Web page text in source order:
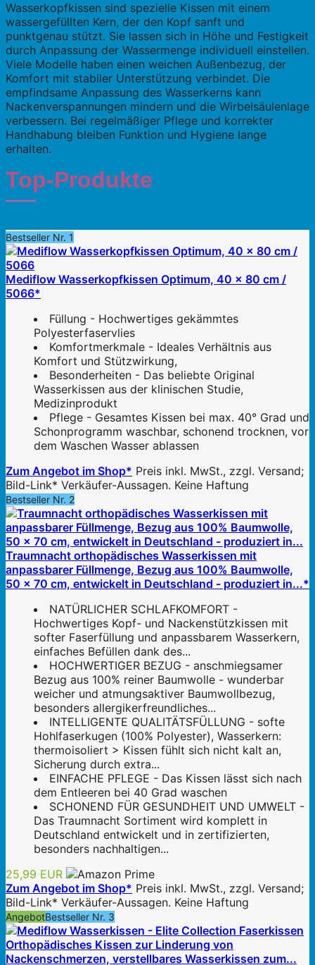
Wasserkopfkissen sind spezielle Kissen mit einem
wassergefüllten Kern, der den Kopf sanft und
punktgenau stützt. Sie lassen sich in Höhe und Festigkeit
durch Anpassung der Wassermenge individuell einstellen.
Viele Modelle haben einen weichen Außenbezug, der
Komfort mit stabiler Unterstützung verbindet. Die
empfindsame Anpassung des Wasserkerns kann
Nackenverspannungen mindern und die Wirbelsäulenlage
verbessern. Bei regelmäßiger Pflege und korrekter
Handhabung bleiben Funktion und Hygiene lange
erhalten.
Top-Produkte
Bestseller Nr. 1
Mediflow Wasserkopfkissen Optimum, 40 x 80 cm /
5066*
Füllung - Hochwertiges gekämmtes
Polyesterfaservlies
Komfortmerkmale - Ideales Verhältnis aus
Komfort und Stützwirkung,
Besonderheiten - Das beliebte Original
Wasserkissen aus der klinischen Studie,
Medizinprodukt
Pflege - Gesamtes Kissen bei max. 40° Grad und
Schonprogramm waschbar, schonend trocknen, vor
dem Waschen Wasser ablassen
Zum Angebot im Shop* Preis inkl. MwSt., zzgl. Versand;
Bild-Link* Verkäufer-Aussagen. Keine Haftung
Bestseller Nr. 2
Traumnacht orthopädisches Wasserkissen mit
anpassbarer Füllmenge, Bezug aus 100% Baumwolle,
50 x 70 cm, entwickelt in Deutschland - produziert in...*
NATÜRLICHER SCHLAFKOMFORT -
Hochwertiges Kopf- und Nackenstützkissen mit
softer Faserfüllung und anpassbarem Wasserkern,
einfaches Befüllen dank des...
HOCHWERTIGER BEZUG - anschmiegsamer
Bezug aus 100% reiner Baumwolle - wunderbar
weicher und atmungsaktiver Baumwollbezug,
besonders allergikerfreundliches...
INTELLIGENTE QUALITÄTSFÜLLUNG - softe
Hohlfaserkugen (100% Polyester), Wasserkern:
thermoisoliert > Kissen fühlt sich nicht kalt an,
Sicherung durch extra...
EINFACHE PFLEGE - Das Kissen lässt sich nach
dem Entleeren bei 40 Grad waschen
SCHONEND FÜR GESUNDHEIT UND UMWELT -
Das Traumnacht Sortiment wird komplett in
Deutschland entwickelt und in zertifizierten,
besonders nachhaltigen...
25,99 EUR
Zum Angebot im Shop* Preis inkl. MwSt., zzgl. Versand;
Bild-Link* Verkäufer-Aussagen. Keine Haftung
AngebotBestseller Nr. 3